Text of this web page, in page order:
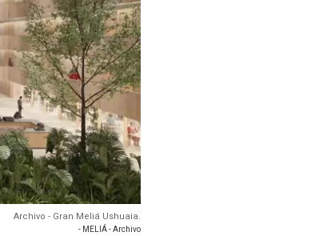
Archivo - Gran Meliá Ushuaia.
- MELIÁ - Archivo